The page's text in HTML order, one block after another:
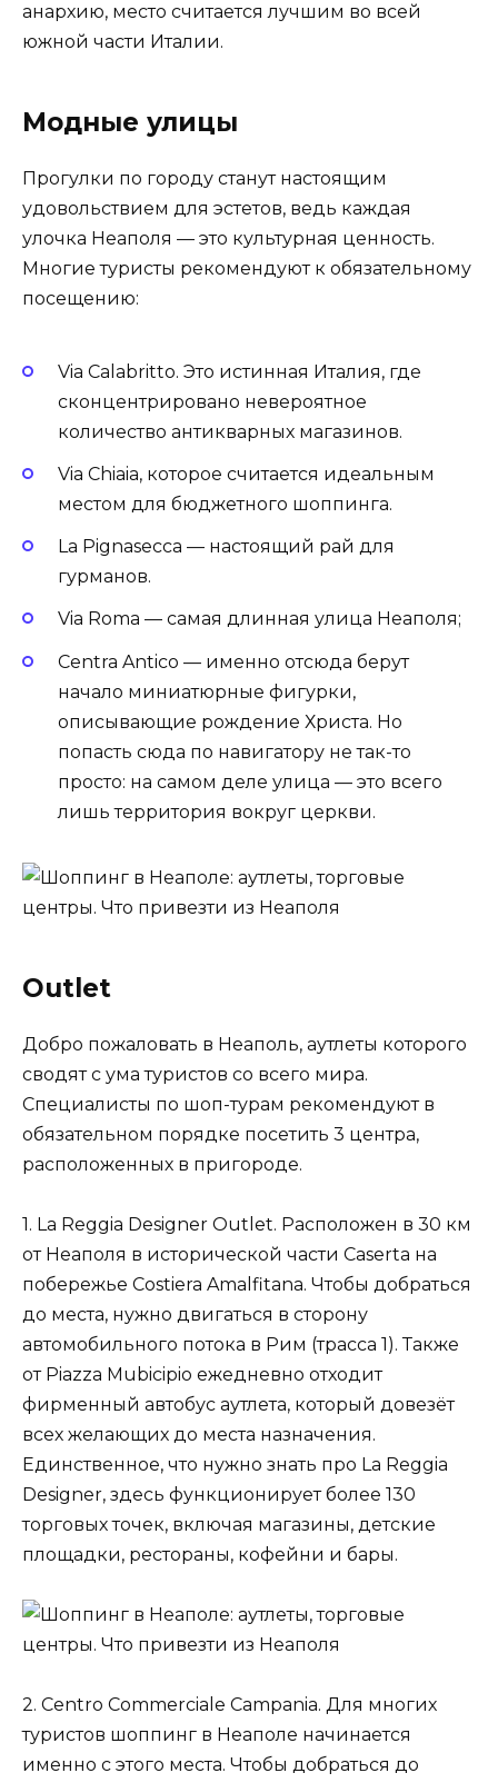
анархию, место считается лучшим во всей
южной части Италии.
Модные улицы
Прогулки по городу станут настоящим
удовольствием для эстетов, ведь каждая
улочка Неаполя — это культурная ценность.
Многие туристы рекомендуют к обязательному
посещению:
Via Calabritto. Это истинная Италия, где
сконцентрировано невероятное
количество антикварных магазинов.
Via Chiaia, которое считается идеальным
местом для бюджетного шоппинга.
La Pignasecca — настоящий рай для
гурманов.
Via Roma — самая длинная улица Неаполя;
Centra Antico — именно отсюда берут
начало миниатюрные фигурки,
описывающие рождение Христа. Но
попасть сюда по навигатору не так-то
просто: на самом деле улица — это всего
лишь территория вокруг церкви.
Outlet
Добро пожаловать в Неаполь, аутлеты которого
сводят с ума туристов со всего мира.
Специалисты по шоп-турам рекомендуют в
обязательном порядке посетить 3 центра,
расположенных в пригороде.
1. La Reggia Designer Outlet. Расположен в 30 км
от Неаполя в исторической части Caserta на
побережье Costiera Amalfitana. Чтобы добраться
до места, нужно двигаться в сторону
автомобильного потока в Рим (трасса 1). Также
от Piazza Mubicipio ежедневно отходит
фирменный автобус аутлета, который довезёт
всех желающих до места назначения.
Единственное, что нужно знать про La Reggia
Designer, здесь функционирует более 130
торговых точек, включая магазины, детские
площадки, рестораны, кофейни и бары.
2. Centro Commerciale Campania. Для многих
туристов шоппинг в Неаполе начинается
именно с этого места. Чтобы добраться до